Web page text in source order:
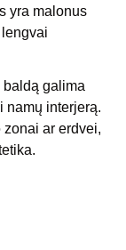
yra malonus
galima
namų interjerą.
ar erdvei,